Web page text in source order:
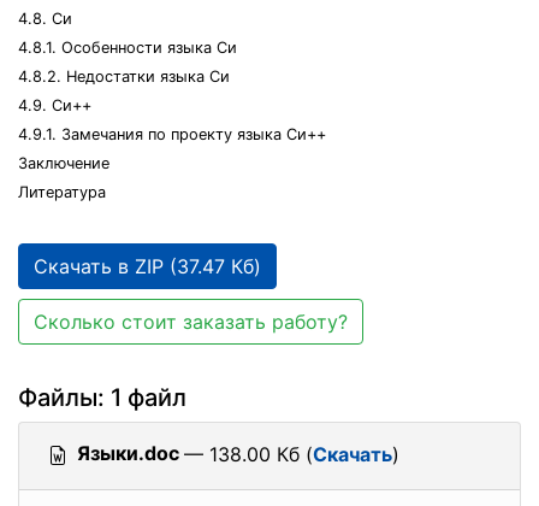
4.8. Си
4.8.1. Особенности языка Си
4.8.2. Недостатки языка Си
4.9. Си++
4.9.1. Замечания по проекту языка Си++
Заключение
Литература
Скачать в ZIP (37.47 Кб)
Сколько стоит заказать работу?
Файлы: 1 файл
Языки.doc — 138.00 Кб (Скачать)